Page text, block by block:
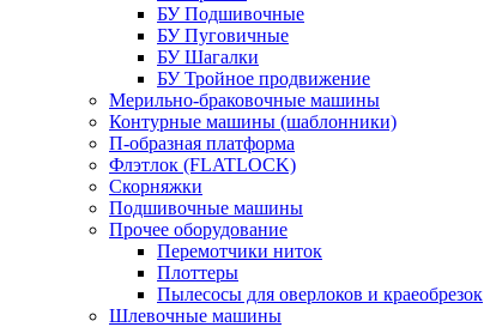
БУ Подшивочные
БУ Пуговичные
БУ Шагалки
БУ Тройное продвижение
Мерильно-браковочные машины
Контурные машины (шаблонники)
П-образная платформа
Флэтлок (FLATLOCK)
Скорняжки
Подшивочные машины
Прочее оборудование
Перемотчики ниток
Плоттеры
Пылесосы для оверлоков и краеобрезок
Шлевочные машины